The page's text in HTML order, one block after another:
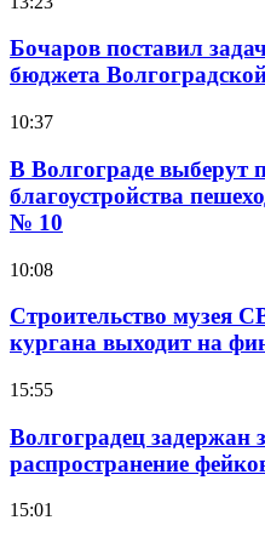
Бочаров поставил
бюджета
10:37
В Волгограде выберут
благоустройства
№ 10
10:08
Строительство музея
кургана выходит на
15:55
Волгоградец задержан
распространение
15:01